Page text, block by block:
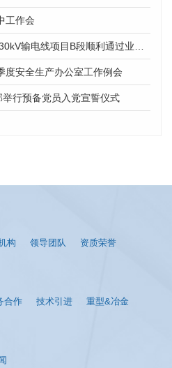
工作会
度安全生产办公室工作例会
行预备党员入党宣誓仪式
构 领导团队
资质荣誉
合作 技术引进
重型&冶金